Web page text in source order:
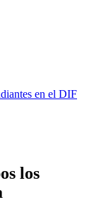
en el DIF
los